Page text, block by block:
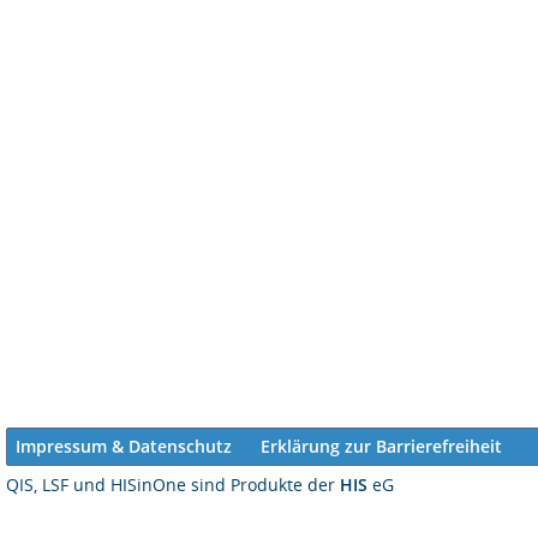
Impressum & Datenschutz
Erklärung zur Barrierefreiheit
QIS, LSF und HISinOne sind Produkte der HIS eG